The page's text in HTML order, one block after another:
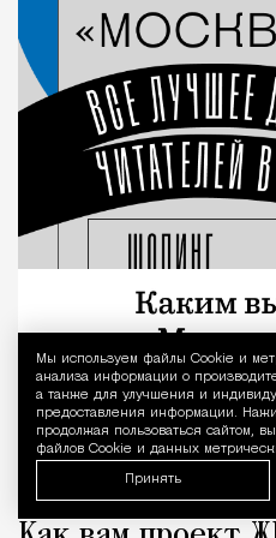
Мы используем файлы Сookie и
анализа информации о
а также для улучшения и
предоставления информации.
продолжая пользоваться сайтом,
файлов Cookie и данных
Принять